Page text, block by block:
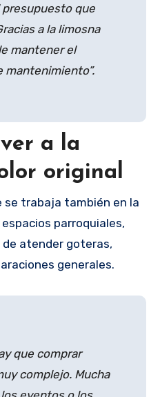
presupuesto que
a la limosna
mantener el
a la
original
trabaja también en la
parroquiales,
de atender goteras,
generales.
que comprar
complejo. Mucha